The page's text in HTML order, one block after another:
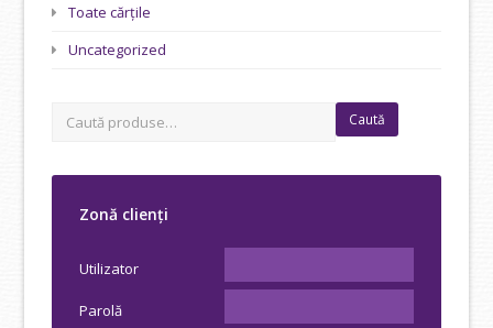
Toate cărțile
Uncategorized
Caută
Zonă clienți
Utilizator
Parolă